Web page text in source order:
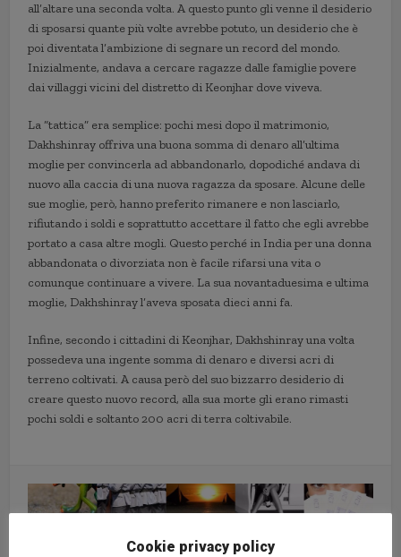
all’altare una seconda volta. A questo punto gli venne il desiderio
di sposarsi quante più volte avrebbe potuto, un desiderio che è
poi diventata l’ambizione di segnare un record del mondo.
Inizialmente, andava a cercare ragazze dalle famiglie povere
dai villaggi vicini del distretto di Keonjhar dove viveva.
La “tattica” era semplice: pochi mesi dopo il matrimonio,
Dakhshinray offriva una buona somma di denaro all’ultima
moglie per convincerla ad abbandonarlo, dopodiché andava di
nuovo alla caccia di una nuova ragazza da sposare. Alcune delle
sue moglie, però, hanno preferito rimanere e non lasciarlo,
rifiutando i soldi e soprattutto accettare il fatto che egli avrebbe
portato a casa altre mogli. Questo perché in India per una donna
abbandonata o divorziata non è facile rifarsi una vita o
comunque continuare a vivere. La sua novantaduesima e ultima
moglie, Dakhshinray l’aveva sposata dieci anni fa.
Infine, secondo i cittadini di Keonjhar, Dakhshinray una volta
possedeva una ingente somma di denaro e diversi acri di
terreno coltivati. A causa però del suo bizzarro desiderio di
creare questo nuovo record, alla sua morte gli erano rimasti
pochi soldi e soltanto 200 acri di terra coltivabile.
Cookie privacy policy